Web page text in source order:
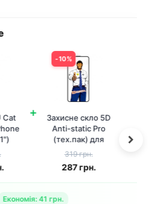
+
Захисне скло 5D
Anti-static Pro
(тех.пак) для
Apple iPhone 14
Pro (6.1") Чорний
319 грн.
грн.
:41грн.